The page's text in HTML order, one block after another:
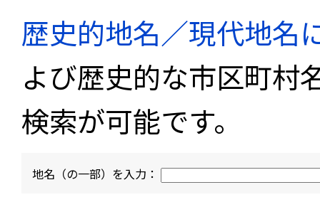
歴史的地名／現代地名
よび歴史的な市区町村
検索が可能です。
地名（の一部）を入力：